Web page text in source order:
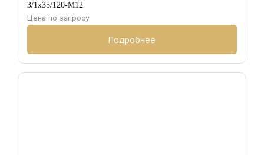
3/1х35/120-M12
Цена по запросу
Подробнее